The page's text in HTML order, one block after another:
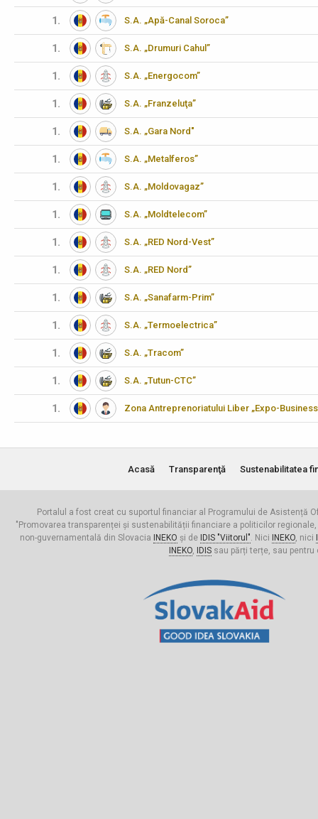
1. S.A. „Apă-Canal Soroca”
1. S.A. „Drumuri Cahul”
1. S.A. „Energocom”
1. S.A. „Franzeluţa”
1. S.A. „Gara Nord"
1. S.A. „Metalferos”
1. S.A. „Moldovagaz”
1. S.A. „Moldtelecom”
1. S.A. „RED Nord-Vest”
1. S.A. „RED Nord”
1. S.A. „Sanafarm-Prim”
1. S.A. „Termoelectrica”
1. S.A. „Tracom”
1. S.A. „Tutun-CTC”
1. Zona Antreprenoriatului Liber „Expo-
Acasă Transparenţă Sustenabilitatea
Portalul a fost creat cu suportul financiar al Programului de Asistență
"Promovarea transparenței și sustenabilității financiare a politicilor
non-guvernamentală din Slovacia
INEKO și de IDIS "Viitorul". Nici INEKO, nici
INEKO, IDISsau părți terțe, sau pentru